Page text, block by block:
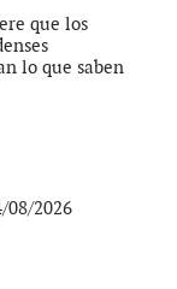
que los
lo que saben
08/2026